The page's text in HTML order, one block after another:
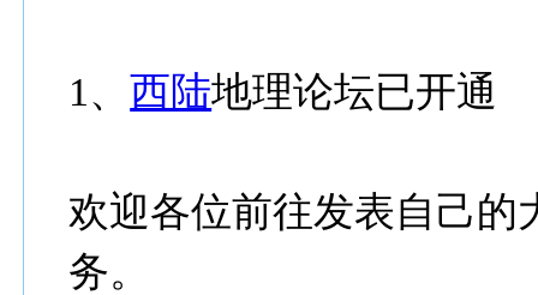
1、西陆地理论坛已开通
欢迎各位前往发表自己的
务。